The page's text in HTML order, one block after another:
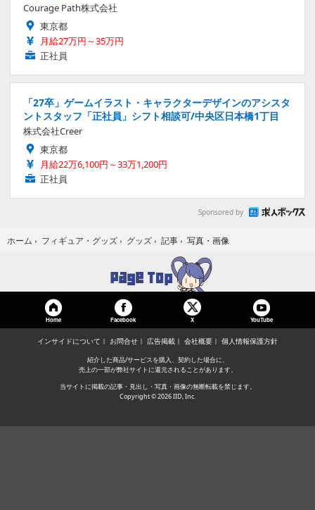
Courage Path株式会社
東京都
月給27万円～35万円
正社員
「27卒」ゲームイラスト・キャラクターデザインのアシスタ
ントスタッフ「正社員」シフト相談可/中央区日本橋1丁目
株式会社Creer
東京都
月給22万6,100円～33万1,200円
正社員
Sponsored by
ホーム › フィギュア・グッズ › グッズ › 記事 › 写真・画像
Home Facebook X YouTube
インサイドについて お問合せ 広告掲載 会社概要 個人情報保護方針
紹介した商品/サービスを購入、契約した場合に、
売上の一部が弊社サイトに還元されることがあります。
当サイトに掲載の記事・見出し・写真・画像の無断転載を禁じます。
Copyright © 2026 IID, Inc.